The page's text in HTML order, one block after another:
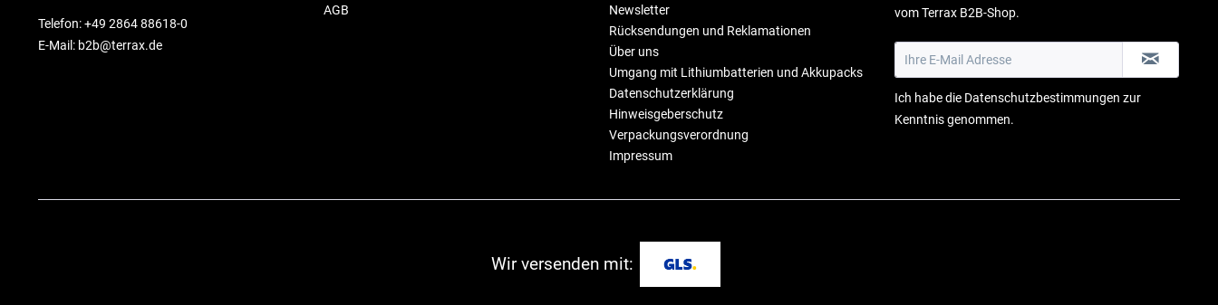
Telefon: +49 2864 88618-0
E-Mail: b2b@terrax.de
AGB
Newsletter
Rücksendungen und Reklamationen
Über uns
Umgang mit Lithiumbatterien und Akkupacks
Datenschutzerklärung
Hinweisgeberschutz
Verpackungsverordnung
Impressum
vom Terrax B2B-Shop.
Ich habe die Datenschutzbestimmungen zur
Kenntnis genommen.
Wir versenden mit: